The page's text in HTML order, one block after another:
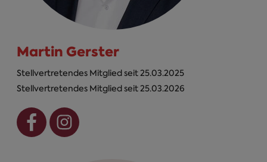
Martin Gerster
Stellvertretendes Mitglied seit 25.03.2025
Stellvertretendes Mitglied seit 25.03.2026